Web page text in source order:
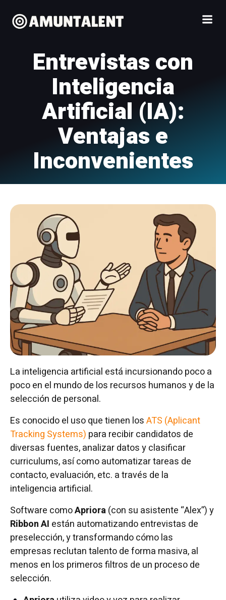
al
Entrevistas con
Inteligencia
Artificial (IA):
Ventajas e
Inconvenientes
La inteligencia artificial está incursionando poco a
poco en el mundo de los recursos humanos y de la
selección de personal.
Es conocido el uso que tienen losATS (Aplicant
Tracking Systems) para recibir candidatos de
diversas fuentes, analizar datos y clasificar
curriculums, así como automatizar tareas de
contacto, evaluación, etc. a través de la
inteligencia artificial.
Software comoApriora(con su asistente “Alex”) y
Ribbon AI están automatizando entrevistas de
preselección, y transformando cómo las
empresas reclutan talento de forma masiva, al
menos en los primeros filtros de un proceso de
selección.